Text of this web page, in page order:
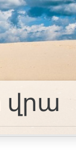
վրա